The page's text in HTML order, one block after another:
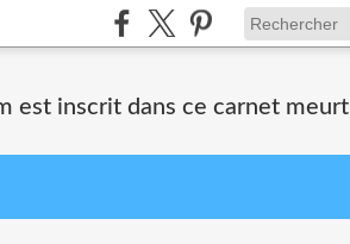
est inscrit dans ce carnet meurt